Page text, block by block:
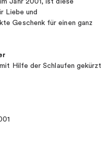
Jahr 2001, ist diese
Liebe und
Geschenk für einen ganz
Hilfe der Schlaufen gekürzt